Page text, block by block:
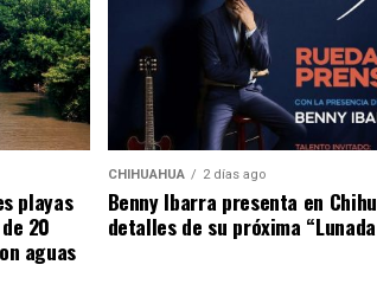
playas
20
aguas
CHIHUAHUA 2 días ago
Benny Ibarra presenta en
detalles de su próxima